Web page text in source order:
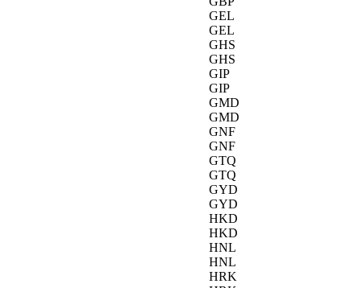
GEL
GEL
GHS
GHS
GIP
GIP
GMD
GMD
GNF
GNF
GTQ
GTQ
GYD
GYD
HKD
HKD
HNL
HNL
HRK